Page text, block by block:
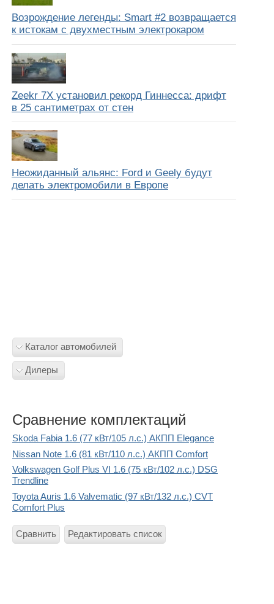
Возрождение легенды: Smart #2 возвращается
к истокам с двухместным электрокаром
Zeekr 7X установил рекорд Гиннесса: дрифт
в 25 сантиметрах от стен
Неожиданный альянс: Ford и Geely будут
делать электромобили в Европе
Каталог автомобилей
Дилеры
Сравнение комплектаций
Skoda Fabia 1.6 (77 кВт/105 л.с.) АКПП Elegance
Nissan Note 1.6 (81 кВт/110 л.с.) АКПП Comfort
Volkswagen Golf Plus VI 1.6 (75 кВт/102 л.с.) DSG
Trendline
Toyota Auris 1.6 Valvematic (97 кВт/132 л.с.) CVT
Comfort Plus
Сравнить Редактировать список